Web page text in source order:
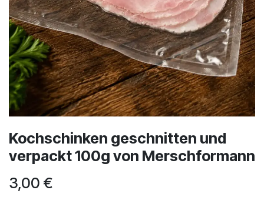
Kochschinken geschnitten und
verpackt 100g von Merschformann
3,00 €